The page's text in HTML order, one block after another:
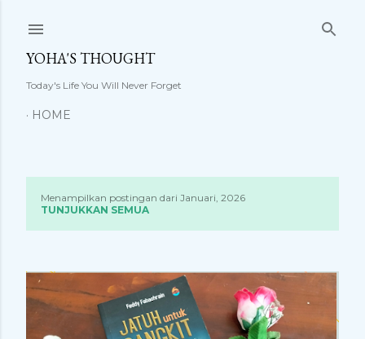
YOHA'S THOUGHT
Today's Life You Will Never Forget
HOME
s
t
Menampilkan postingan dari Januari, 2026
TUNJUKKAN SEMUA